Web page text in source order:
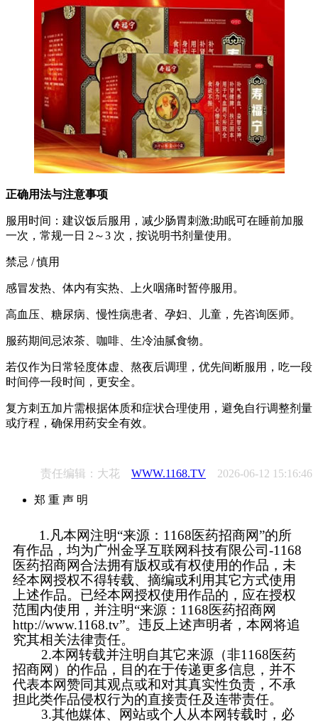
正确用法与注意事项
服用时间：建议饭后服用，减少肠胃刺激;助眠可在睡前加服
一次，常规一日 2～3 次，按说明书剂量使用。
禁忌 / 慎用
感冒发热、体内有实热、上火咽痛时暂停服用。
高血压、糖尿病、慢性病患者、孕妇、儿童，先咨询医师。
服药期间忌浓茶、咖啡、生冷油腻食物。
若仅作为日常轻度体虚、熬夜后调理，优先间断服用，吃一段
时间停一段时间，更安全。
复方刺五加片需根据体质和症状合理使用，避免自行调整剂量
或疗程，确保用药安全有效。
责任编辑：大花 WWW.1168.TV 2026-06-12 15:16:46
郑 重 声 明
1.凡本网注明“来源：1168医药招商网”的所
有作品，均为广州金孚互联网科技有限公司-1168
医药招商网合法拥有版权或有权使用的作品，未
经本网授权不得转载、摘编或利用其它方式使用
上述作品。已经本网授权使用作品的，应在授权
范围内使用，并注明“来源：1168医药招商网
http://www.1168.tv”。违反上述声明者，本网将追
究其相关法律责任。
2.本网转载并注明自其它来源（非1168医药
招商网）的作品，目的在于传递更多信息，并不
代表本网赞同其观点或和对其真实性负责，不承
担此类作品侵权行为的直接责任及连带责任。
3.其他媒体、网站或个人从本网转载时，必